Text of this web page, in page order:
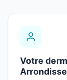
Votre